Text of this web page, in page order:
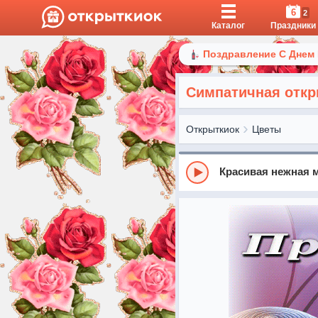
Каталог
6 2
Праздники
Поздравление С
Симпатичная
Открыткиок Цветы
Красивая нежная